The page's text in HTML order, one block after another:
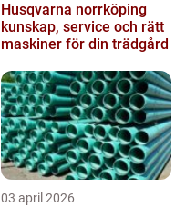
Husqvarna norrköping
kunskap, service och rätt
maskiner för din trädgård
03 april 2026